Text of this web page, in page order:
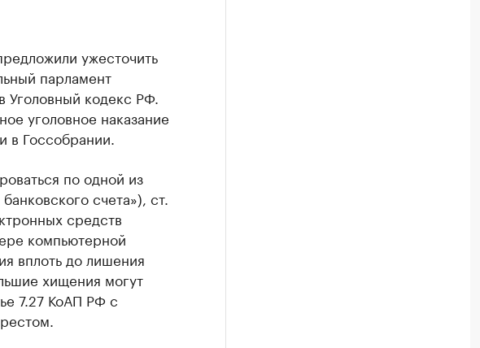
ужесточить
парламент
Уголовный кодекс РФ.
уголовное наказание
Госсобрании.
по одной из
счета»), ст.
средств
компьютерной
вплоть до лишения
хищения могут
7.27 КоАП РФ с